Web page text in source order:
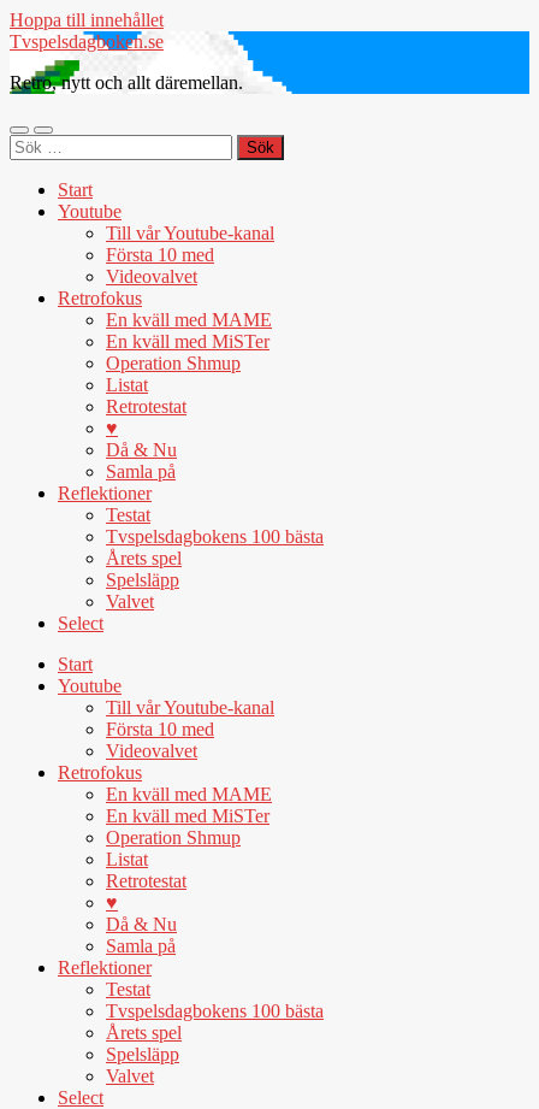
Hoppa till innehållet
Tvspelsdagboken.se
Retro, nytt och allt däremellan.
Slå
på/av
Slå
på/av
Sök
efter:
Start
Youtube
Till vår Youtube-kanal
Första 10 med
Videovalvet
Retrofokus
En kväll med MAME
En kväll med MiSTer
Operation Shmup
Listat
Retrotestat
♥
Då & Nu
Samla på
Reflektioner
Testat
Tvspelsdagbokens 100 bästa
Årets spel
Spelsläpp
Valvet
Select
Start
Youtube
Till vår Youtube-kanal
Första 10 med
Videovalvet
Retrofokus
En kväll med MAME
En kväll med MiSTer
Operation Shmup
Listat
Retrotestat
♥
Då & Nu
Samla på
Reflektioner
Testat
Tvspelsdagbokens 100 bästa
Årets spel
Spelsläpp
Valvet
Select